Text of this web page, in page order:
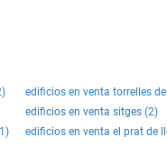
edificios en venta torrelles
edificios en venta sitges (2)
edificios en venta el prat de